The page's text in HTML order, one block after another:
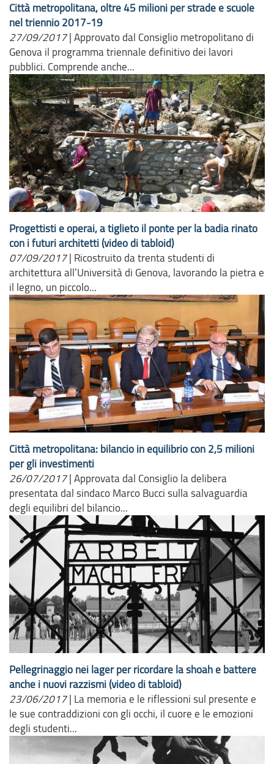
Città metropolitana, oltre 45 milioni per strade e scuole
nel triennio 2017-19
27/09/2017 | Approvato dal Consiglio metropolitano di
Genova il programma triennale definitivo dei lavori
pubblici. Comprende anche...
Progettisti e operai, a tiglieto il ponte per la badia rinato
con i futuri architetti (video di tabloid)
07/09/2017 | Ricostruito da trenta studenti di
architettura all’Università di Genova, lavorando la pietra e
il legno, un piccolo...
Città metropolitana: bilancio in equilibrio con 2,5 milioni
per gli investimenti
26/07/2017 | Approvata dal Consiglio la delibera
presentata dal sindaco Marco Bucci sulla salvaguardia
degli equilibri del bilancio...
Pellegrinaggio nei lager per ricordare la shoah e battere
anche i nuovi razzismi (video di tabloid)
23/06/2017 | La memoria e le riflessioni sul presente e
le sue contraddizioni con gli occhi, il cuore e le emozioni
degli studenti...